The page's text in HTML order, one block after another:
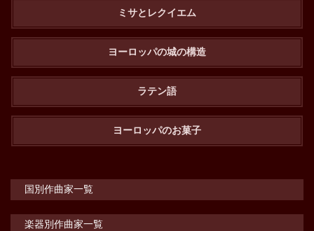
ミサとレクイエム
ヨーロッパの城の構造
ラテン語
ヨーロッパのお菓子
国別作曲家一覧
楽器別作曲家一覧